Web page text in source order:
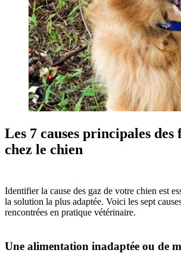
Les 7 causes principales des
chez le chien
Identifier la cause des gaz de votre chien est
la solution la plus adaptée. Voici les sept
rencontrées en pratique vétérinaire.
Une alimentation inadaptée ou de